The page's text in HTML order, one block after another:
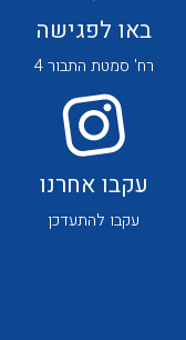
לכל מוצרי היצרן
באו לפגישה
רח' סמטת התבור 4
עקבו אחרנו
עקבו להתעדכן